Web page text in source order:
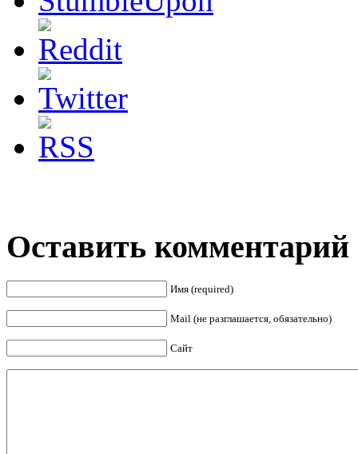
Оставить комментарий
Имя (required)
Mail (не разглашается, обязательно)
Сайт